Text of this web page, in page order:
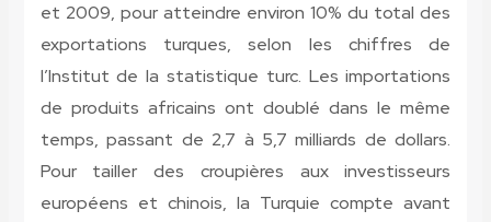
et 2009, pour atteindre environ 10% du total des
exportations turques, selon les chiffres de
l’Institut de la statistique turc. Les importations
de produits africains ont doublé dans le même
temps, passant de 2,7 à 5,7 milliards de dollars.
Pour tailler des croupières aux investisseurs
européens et chinois, la Turquie compte avant